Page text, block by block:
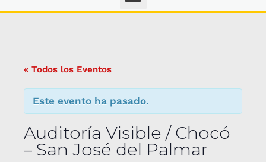
« Todos los Eventos
Este evento ha pasado.
Auditoría Visible / Chocó
– San José del Palmar